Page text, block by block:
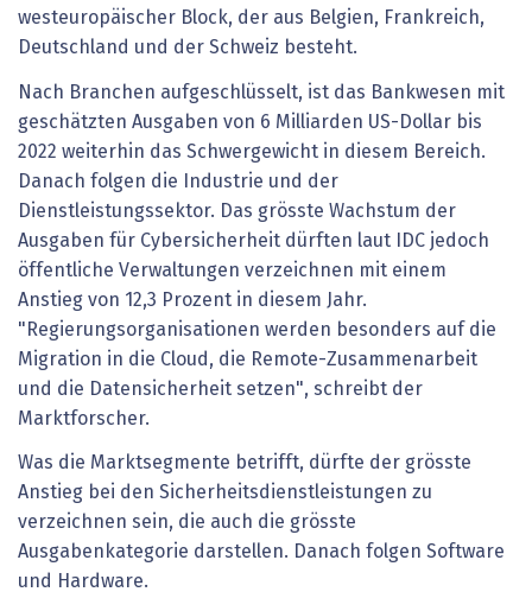
westeuropäischer Block, der aus Belgien, Frankreich,
Deutschland und der Schweiz besteht.
Nach Branchen aufgeschlüsselt, ist das Bankwesen mit
geschätzten Ausgaben von 6 Milliarden US-Dollar bis
2022 weiterhin das Schwergewicht in diesem Bereich.
Danach folgen die Industrie und der
Dienstleistungssektor. Das grösste Wachstum der
Ausgaben für Cybersicherheit dürften laut IDC jedoch
öffentliche Verwaltungen verzeichnen mit einem
Anstieg von 12,3 Prozent in diesem Jahr.
"Regierungsorganisationen werden besonders auf die
Migration in die Cloud, die Remote-Zusammenarbeit
und die Datensicherheit setzen", schreibt der
Marktforscher.
Was die Marktsegmente betrifft, dürfte der grösste
Anstieg bei den Sicherheitsdienstleistungen zu
verzeichnen sein, die auch die grösste
Ausgabenkategorie darstellen. Danach folgen Software
und Hardware.